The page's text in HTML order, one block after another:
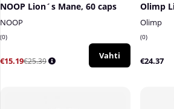
NOOP Lion´s Mane, 60 caps
NOOP
0
€15.19€25.39
Vahti
Olimp
0
€24.37